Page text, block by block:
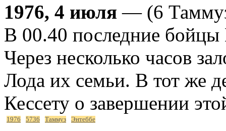
1976, 4 июля — (6
В 00.40 последние
Через несколько часов
Лода их семьи. В тот же
Кессету о завершении
1976 5736 Таммуз Энтеббе